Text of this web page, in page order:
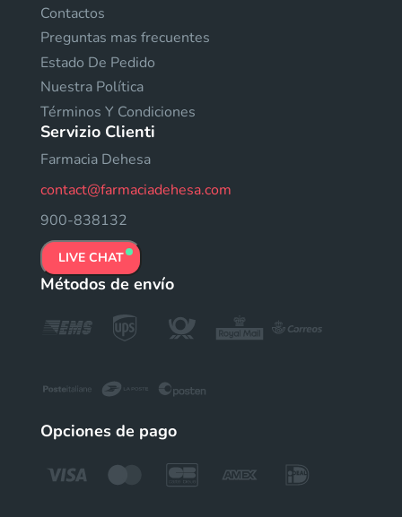
Contactos
Preguntas mas frecuentes
Estado De Pedido
Nuestra Política
Términos Y Condiciones
Servizio Clienti
Farmacia Dehesa
contact@farmaciadehesa.com
900-838132
LIVE CHAT
Métodos de envío
Opciones de pago